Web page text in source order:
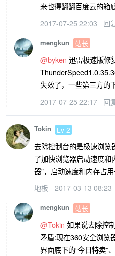
来也得翻翻百度云的箱
2017-07-25 22:03 回
mengkun 站长
@byken 迅雷极速版修
失效了，一些第三方的
2017-07-25 22:17 回
Tokin Lv 2
去除控制台的是极速浏览
了加快浏览器启动速度和
器”，启动速度和内存占
地板 2017-03-13 08:23
mengkun 站长
@Tokin 如果说去除控
矛盾:现在360安全浏览
界面底下的“今日特卖”